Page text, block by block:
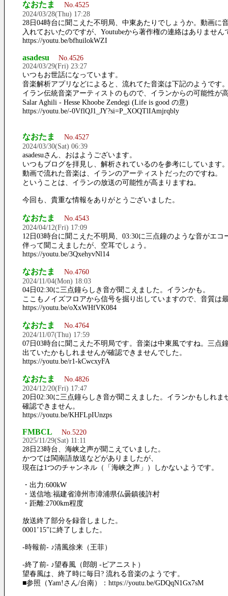
なおたま
No.4525
2024/03/28(Thu) 17:28
28日04時台に聞こえた不明局、中東あたりでしょうか。動画に
入れておいたのですが、Youtubeから著作権の連絡はありません
https://youtu.be/bfhuilokWZI
asadesu
No.4526
2024/03/29(Fri) 23:27
いつもお世話になっています。
音楽解析アプリなどによると、流れてた音楽は下記のようです
イラン伝統音楽アーティストのもので、イランからの可能性が
Salar Aghili - Hesse Khoobe Zendegi (Life is good の意)
https://youtu.be/-0VflQJ1_JY?si=P_XOQTlIAmjrqbly
なおたま
No.4527
2024/03/30(Sat) 06:39
asadesuさん、おはようございます。
いつもブログを拝見し、解析されているのを参考にしています
動画で流れた音楽は、イランのアーティストだったのですね。
ということは、イランの放送の可能性が高まりますね。
今回も、貴重な情報をありがとうございました。
なおたま
No.4543
2024/04/12(Fri) 17:09
12日03時台に聞こえた不明局、03:30に三点鐘のような音がエコ
伴って聞こえましたが、空耳でしょう。
https://youtu.be/3QxehyvNl14
なおたま
No.4760
2024/11/04(Mon) 18:03
04日02:30に三点鐘らしき音が聞こえました。イランかも。
ここもノイズフロアから信号を掘り出していますので、音質は
https://youtu.be/oXxWHfVK084
なおたま
No.4764
2024/11/07(Thu) 17:59
07日03時台に聞こえた不明局です。音楽は中東風ですね。三点
出ていたかもしれませんが確認できませんでした。
https://youtu.be/r1-kCwcxyFA
なおたま
No.4826
2024/12/20(Fri) 17:47
20日02:30に三点鐘らしき音が聞こえました。イランかもしれま
確認できません。
https://youtu.be/KHFLpIUnzps
FMBCL
No.5220
2025/11/29(Sat) 11:11
28日23時台、海峡之声が聞こえていました。
かつては閩南語放送などがありましたが、
現在は1つのチャンネル（「海峡之声」）しかないようです。
・出力:600kW
・送信地:福建省漳州市漳浦県仏曇鎮後許村
・距離:2700km程度
放送終了部分を録音しました。
0001’15”に終了しました。
-時報前- ♪清風徐来（王菲）
-終了前- ♪望春風（郎朗 -ピアニスト）
望春風は、終了時に毎日? 流れる音楽のようです。
■参照（Yam!さん/台南）：https://youtu.be/GDQqN1Gx7sM